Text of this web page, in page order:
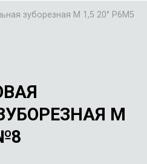
зуборезная М 1,5 20° Р6М5
М